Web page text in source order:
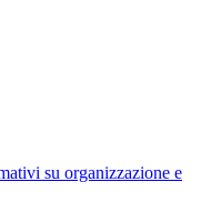
su organizzazione e